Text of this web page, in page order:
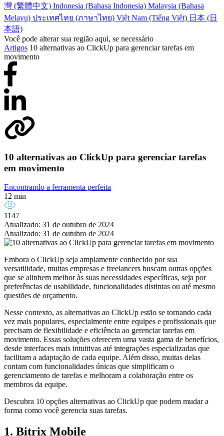
灣 (繁體中文) Indonesia (Bahasa Indonesia) Malaysia (Bahasa
Melayu) ประเทศไทย (ภาษาไทย) Việt Nam (Tiếng Việt) 日本 (日
本語)
Você pode alterar sua região aqui, se necessário
Artigos 10 alternativas ao ClickUp para gerenciar tarefas em
movimento
10 alternativas ao ClickUp para gerenciar tarefas
em movimento
Encontrando a ferramenta perfeita
12 min
1147
Atualizado: 31 de outubro de 2024
Atualizado: 31 de outubro de 2024
Embora o ClickUp seja amplamente conhecido por sua
versatilidade, muitas empresas e freelancers buscam outras opções
que se alinhem melhor às suas necessidades específicas, seja por
preferências de usabilidade, funcionalidades distintas ou até mesmo
questões de orçamento.
Nesse contexto, as alternativas ao ClickUp estão se tornando cada
vez mais populares, especialmente entre equipes e profissionais que
precisam de flexibilidade e eficiência ao gerenciar tarefas em
movimento. Essas soluções oferecem uma vasta gama de benefícios,
desde interfaces mais intuitivas até integrações especializadas que
facilitam a adaptação de cada equipe. Além disso, muitas delas
contam com funcionalidades únicas que simplificam o
gerenciamento de tarefas e melhoram a colaboração entre os
membros da equipe.
Descubra 10 opções alternativas ao ClickUp que podem mudar a
forma como você gerencia suas tarefas.
1. Bitrix Mobile